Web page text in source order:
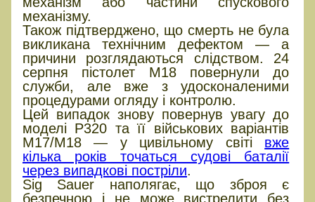
механізму.
Також підтверджено, що смерть не була
викликана технічним дефектом — а
причини розглядаються слідством. 24
серпня пістолет M18 повернули до
служби, але вже з удосконаленими
процедурами огляду і контролю.
Цей випадок знову повернув увагу до
моделі P320 та її військових варіантів
M17/M18 — у цивільному світі вже
кілька років точаться судові баталії
через випадкові постріли.
Sig Sauer наполягає, що зброя є
безпечною і не може вистрелити без